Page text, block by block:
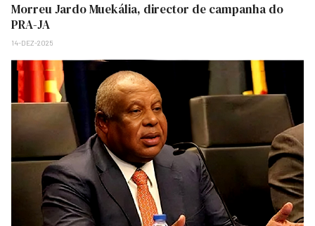
Morreu Jardo Muekália, director de campanha do
PRA-JA
14-DEZ-2025